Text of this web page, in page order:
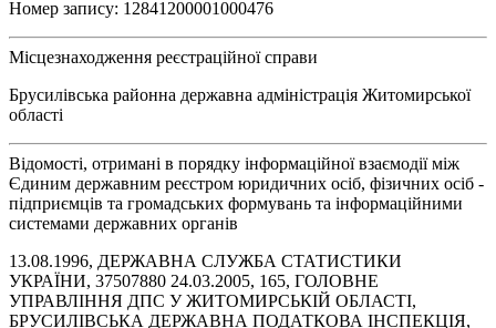
Номер запису: 12841200001000476
Місцезнаходження реєстраційної справи
Брусилівська районна державна адміністрація Житомирської
області
Відомості, отримані в порядку інформаційної взаємодії між
Єдиним державним реєстром юридичних осіб, фізичних осіб -
підприємців та громадських формувань та інформаційними
системами державних органів
13.08.1996, ДЕРЖАВНА СЛУЖБА СТАТИСТИКИ
УКРАЇНИ, 37507880 24.03.2005, 165, ГОЛОВНЕ
УПРАВЛІННЯ ДПС У ЖИТОМИРСЬКІЙ ОБЛАСТІ,
БРУСИЛІВСЬКА ДЕРЖАВНА ПОДАТКОВА ІНСПЕКЦІЯ,